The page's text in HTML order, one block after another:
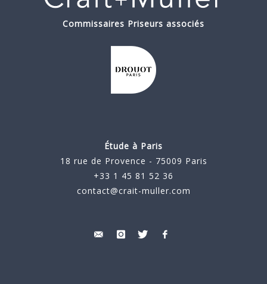
Commissaires Priseurs associés
Étude à Paris
18 rue de Provence - 75009 Paris
+33 1 45 81 52 36
contact@crait-muller.com